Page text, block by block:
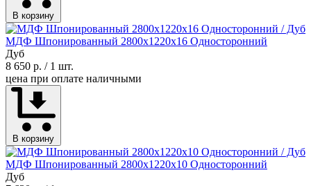
В корзину
МДФ Шпонированный 2800х1220х16 Односторонний
Дуб
8 650 р. / 1 шт.
цена при оплате наличными
В корзину
МДФ Шпонированный 2800х1220х10 Односторонний
Дуб